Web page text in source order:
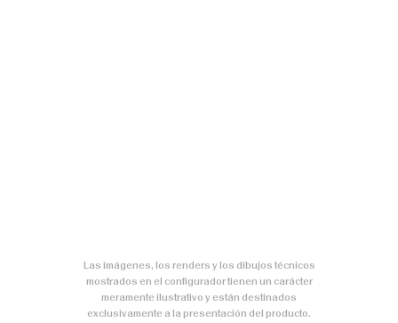
Las imágenes, los renders y los dibujos técnicos
mostrados en el configurador tienen un carácter
meramente ilustrativo y están destinados
exclusivamente a la presentación del producto.